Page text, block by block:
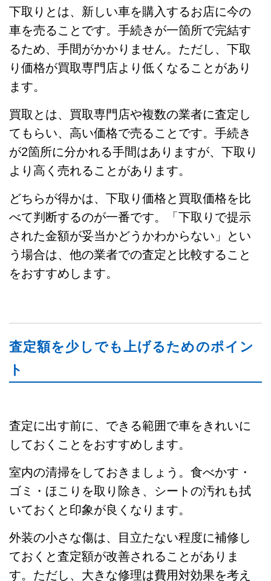
下取りとは、新しい車を購入するお店に今の
車を売ることです。手続きが一箇所で完結す
るため、手間がかかりません。ただし、下取
り価格が買取専門店より低くなることがあり
ます。
買取とは、買取専門店や複数の業者に査定し
てもらい、高い価格で売ることです。手続き
が2箇所に分かれる手間はありますが、下取り
より高く売れることがあります。
どちらが得かは、下取り価格と買取価格を比
べて判断するのが一番です。「下取りで提示
された金額が妥当かどうかわからない」とい
う場合は、他の業者での査定と比較すること
をおすすめします。
査定額を少しでも上げるためのポイン
ト
査定に出す前に、できる範囲で車をきれいに
しておくことをおすすめします。
室内の清掃をしておきましょう。食べかす・
ゴミ・ほこりを取り除き、シートの汚れも拭
いておくと印象が良くなります。
外装の小さな傷は、目立たない程度に補修し
ておくと査定額が改善されることがありま
す。ただし、大きな修理は費用対効果を考え